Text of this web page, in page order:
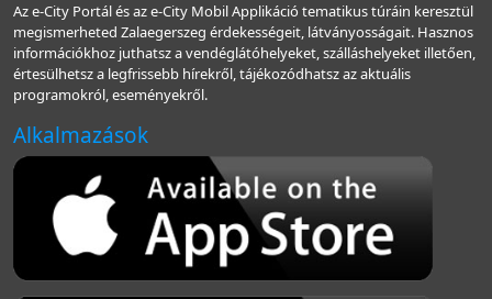
Az e-City Portál és az e-City Mobil Applikáció tematikus túráin keresztül
megismerheted Zalaegerszeg érdekességeit, látványosságait. Hasznos
információkhoz juthatsz a vendéglátóhelyeket, szálláshelyeket illetően,
értesülhetsz a legfrissebb hírekről, tájékozódhatsz az aktuális
programokról, eseményekről.
Alkalmazások